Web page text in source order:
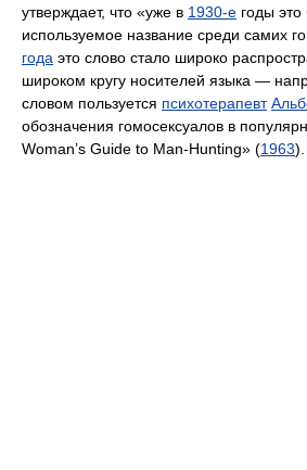
утверждает, что «уже в 1930-е годы
используемое название среди самих
года это слово стало широко
широком кругу носителей языка —
словом пользуется психотерапевт
обозначения гомосексуалов в
Woman’s Guide to Man-Hunting» (1963).